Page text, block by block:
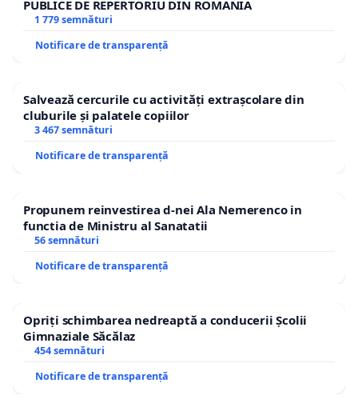
PUBLICE DE REPERTORIU DIN ROMÂNIA
1 779 semnături
Notificare de transparență
Salvează cercurile cu activități extrașcolare din
cluburile și palatele copiilor
3 467 semnături
Notificare de transparență
Propunem reinvestirea d-nei Ala Nemerenco in
functia de Ministru al Sanatatii
56 semnături
Notificare de transparență
Opriți schimbarea nedreaptă a conducerii Școlii
Gimnaziale Săcălaz
454 semnături
Notificare de transparență